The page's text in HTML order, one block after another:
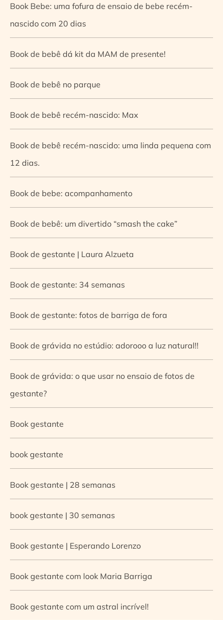
Book Bebe: uma fofura de ensaio de bebe recém-
nascido com 20 dias
Book de bebê dá kit da MAM de presente!
Book de bebê no parque
Book de bebê recém-nascido: Max
Book de bebê recém-nascido: uma linda pequena com
12 dias.
Book de bebe: acompanhamento
Book de bebê: um divertido “smash the cake”
Book de gestante | Laura Alzueta
Book de gestante: 34 semanas
Book de gestante: fotos de barriga de fora
Book de grávida no estúdio: adorooo a luz natural!!
Book de grávida: o que usar no ensaio de fotos de
gestante?
Book gestante
book gestante
Book gestante | 28 semanas
book gestante | 30 semanas
Book gestante | Esperando Lorenzo
Book gestante com look Maria Barriga
Book gestante com um astral incrível!